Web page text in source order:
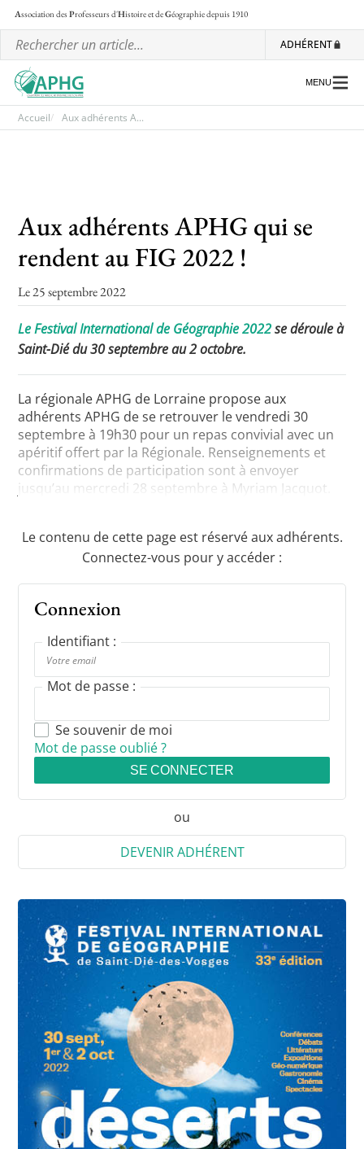
Association desProfesseurs d'Histoire et deGéographiedepuis 1910
ADHÉRENT
Les ateliers nationaux
Communiqués et motions
Lettre d’information de l’APHG
L’APHG dans la presse
Toutes les actualités
Les rendez-vous de l’APHG
Conférences, tables rondes
Critique d’ouvrages publiés
MENU
Accueil Aux adhérents A...
Aux adhérents APHG qui se
rendent au FIG 2022 !
Le 25 septembre 2022
Le Festival International de Géographie 2022se déroule à
Saint-Dié du 30 septembre au 2 octobre.
La régionale APHG de Lorraine propose aux
adhérents APHG de se retrouver le vendredi 30
septembre à 19h30 pour un repas convivial avec un
apéritif offert par la Régionale. Renseignements et
confirmations de participation sont à envoyer
jusqu’au mercredi 28 septembre à Myriam Jacquot.
Le contenu de cette page est réservé aux adhérents.
Connectez-vous pour y accéder :
Connexion
Identifiant :
Mot de passe :
Se souvenir de moi
Mot de passe oublié ?
SE CONNECTER
ou
DEVENIR ADHÉRENT